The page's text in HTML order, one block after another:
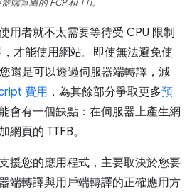
端算繪的 FCP 和 TTI。
用者就不太需要等待受 CPU 限制
才能使用網站。即使無法避免使
您還是可以透過伺服器端轉譯，減
費用 ，為其餘部分爭取更多預
會有一個缺點：在伺服器上產生網
網頁的 TTFB。
援您的應用程式，主要取決於您要
端轉譯與用戶端轉譯的正確應用方